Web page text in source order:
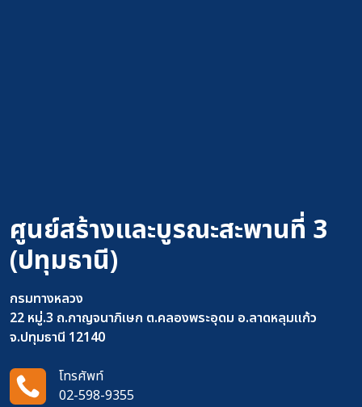
ศูนย์สร้างและบูรณะสะพานที่ 3
(ปทุมธานี)
กรมทางหลวง
22 หมู่.3 ถ.กาญจนาภิเษก ต.คลองพระอุดม อ.ลาดหลุมแก้ว
จ.ปทุมธานี 12140
โทรศัพท์
02-598-9355